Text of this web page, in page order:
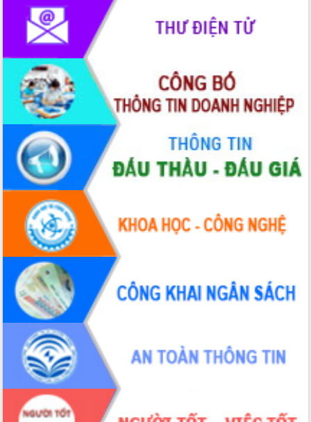
Đắk Lắk nỗ lực thúc đẩy tăng trưởng
kinh tế từ 10% trở lên trong Quý
II/2026
Đắk Lắk ký kết thỏa thuận hợp tác về
chuyển đổi số giai đoạn 2026 – 2030
với Tập đoàn Bưu chính Viễn thông
Việt Nam
Thứ trưởng Bộ Y tế làm việc với tỉnh
Đắk Lắk về phát triển nhân lực y tế
cho trạm y tế cấp xã
Du lịch Đắk Lắk nâng tầm trải nghiệm
du khách thông qua Hệ thống cơ sở dữ
liệu và Bản đồ số
Tập huấn ứng dụng trí tuệ nhân tạo (AI)
trong thương mại điện tử năm 2026
Đoàn đại biểu Quốc hội tỉnh Đắk Lắk
trao đổi thông tin trước Kỳ họp thứ
nhất, Quốc hội khóa XVI
Quyết liệt cải cách hành chính, khơi
thông nguồn lực phát triển
Nâng cao hiệu lực, hiệu quả HĐND
tỉnh thông qua hiện đại hóa hành chính
Xã Ea Phê gắn cải cách hành chính với
chuyển đổi số
Phó Chủ tịch Thường trực UBND tỉnh
Hồ Thị Nguyên Thảo làm việc tại Trung
tâm Phục vụ hành chính công xã Ea